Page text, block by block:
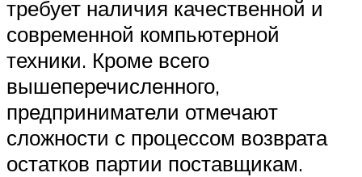
требует наличия качественной и
современной компьютерной
техники. Кроме всего
вышеперечисленного,
предприниматели отмечают
сложности с процессом возврата
остатков партии поставщикам.